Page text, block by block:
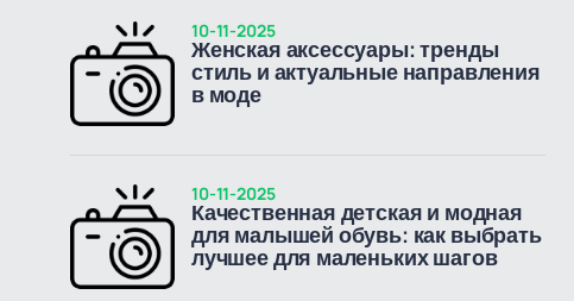
Женская аксессуары: тренды
стиль и актуальные направления
в моде
10-11-2025
Качественная детская и модная
для малышей обувь: как выбрать
лучшее для маленьких шагов
10-11-2025